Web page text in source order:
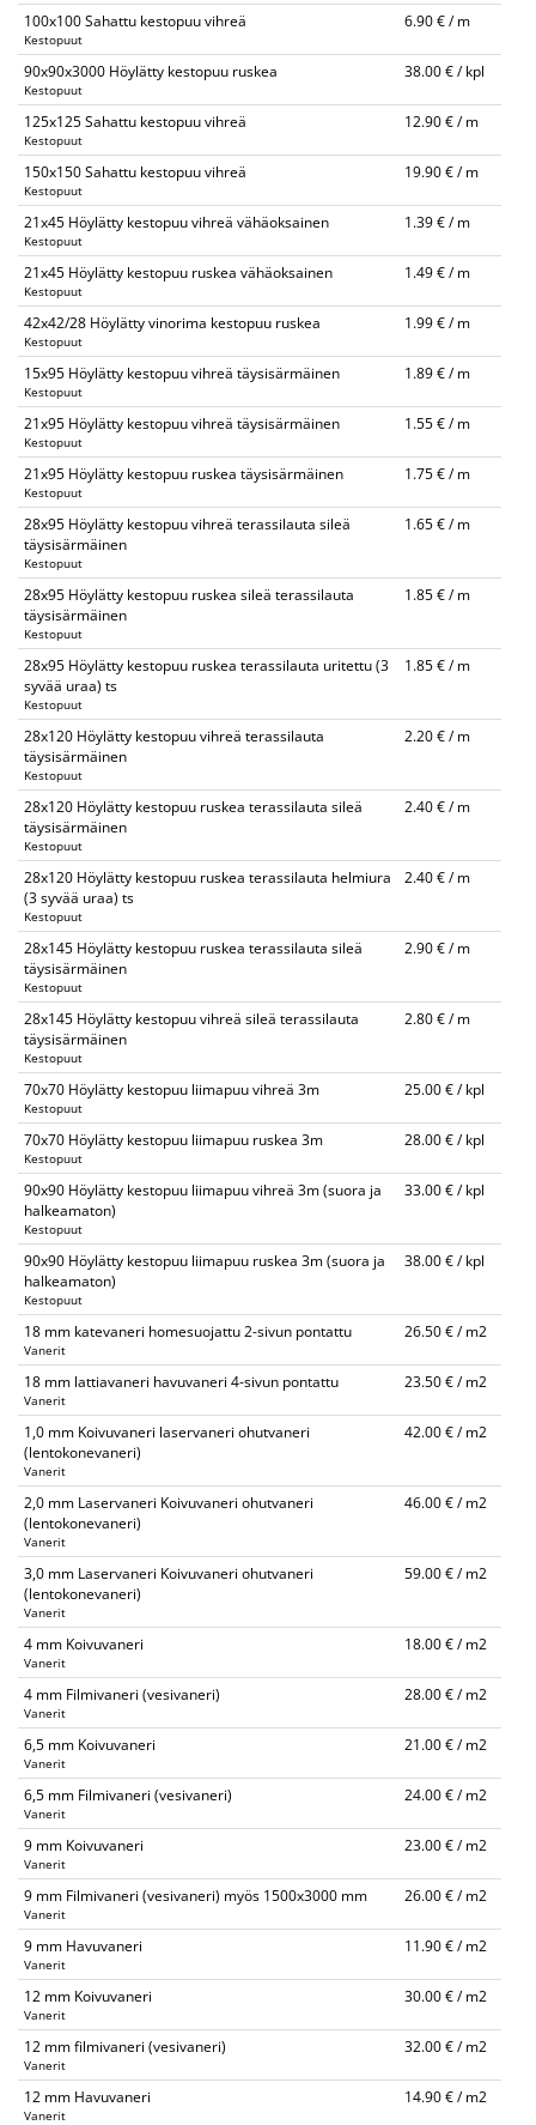
100x100 Sahattu kestopuu vihreä
Kestopuut
6.90 € / m
90x90x3000 Höylätty kestopuu ruskea
Kestopuut
38.00 € / kpl
125x125 Sahattu kestopuu vihreä
Kestopuut
12.90 € / m
150x150 Sahattu kestopuu vihreä
Kestopuut
19.90 € / m
21x45 Höylätty kestopuu vihreä vähäoksainen
Kestopuut
1.39 € / m
21x45 Höylätty kestopuu ruskea vähäoksainen
Kestopuut
1.49 € / m
42x42/28 Höylätty vinorima kestopuu ruskea
Kestopuut
1.99 € / m
15x95 Höylätty kestopuu vihreä täysisärmäinen
Kestopuut
1.89 € / m
21x95 Höylätty kestopuu vihreä täysisärmäinen
Kestopuut
1.55 € / m
21x95 Höylätty kestopuu ruskea täysisärmäinen
Kestopuut
1.75 € / m
28x95 Höylätty kestopuu vihreä terassilauta sileä
täysisärmäinen
Kestopuut
1.65 € / m
28x95 Höylätty kestopuu ruskea sileä terassilauta
täysisärmäinen
Kestopuut
1.85 € / m
28x95 Höylätty kestopuu ruskea terassilauta uritettu (3
syvää uraa) ts
Kestopuut
1.85 € / m
28x120 Höylätty kestopuu vihreä terassilauta
täysisärmäinen
Kestopuut
2.20 € / m
28x120 Höylätty kestopuu ruskea terassilauta sileä
täysisärmäinen
Kestopuut
2.40 € / m
28x120 Höylätty kestopuu ruskea terassilauta helmiura
(3 syvää uraa) ts
Kestopuut
2.40 € / m
28x145 Höylätty kestopuu ruskea terassilauta sileä
täysisärmäinen
Kestopuut
2.90 € / m
28x145 Höylätty kestopuu vihreä sileä terassilauta
täysisärmäinen
Kestopuut
2.80 € / m
70x70 Höylätty kestopuu liimapuu vihreä 3m
Kestopuut
25.00 € / kpl
70x70 Höylätty kestopuu liimapuu ruskea 3m
Kestopuut
28.00 € / kpl
90x90 Höylätty kestopuu liimapuu vihreä 3m (suora ja
halkeamaton)
Kestopuut
33.00 € / kpl
90x90 Höylätty kestopuu liimapuu ruskea 3m (suora ja
halkeamaton)
Kestopuut
38.00 € / kpl
18 mm katevaneri homesuojattu 2-sivun pontattu
Vanerit
26.50 € / m2
18 mm lattiavaneri havuvaneri 4-sivun pontattu
Vanerit
23.50 € / m2
1,0 mm Koivuvaneri laservaneri ohutvaneri
(lentokonevaneri)
Vanerit
42.00 € / m2
2,0 mm Laservaneri Koivuvaneri ohutvaneri
(lentokonevaneri)
Vanerit
46.00 € / m2
3,0 mm Laservaneri Koivuvaneri ohutvaneri
(lentokonevaneri)
Vanerit
59.00 € / m2
4 mm Koivuvaneri
Vanerit
18.00 € / m2
4 mm Filmivaneri (vesivaneri)
Vanerit
28.00 € / m2
6,5 mm Koivuvaneri
Vanerit
21.00 € / m2
6,5 mm Filmivaneri (vesivaneri)
Vanerit
24.00 € / m2
9 mm Koivuvaneri
Vanerit
23.00 € / m2
9 mm Filmivaneri (vesivaneri) myös 1500x3000 mm
Vanerit
26.00 € / m2
9 mm Havuvaneri
Vanerit
11.90 € / m2
12 mm Koivuvaneri
Vanerit
30.00 € / m2
12 mm filmivaneri (vesivaneri)
Vanerit
32.00 € / m2
12 mm Havuvaneri
Vanerit
14.90 € / m2